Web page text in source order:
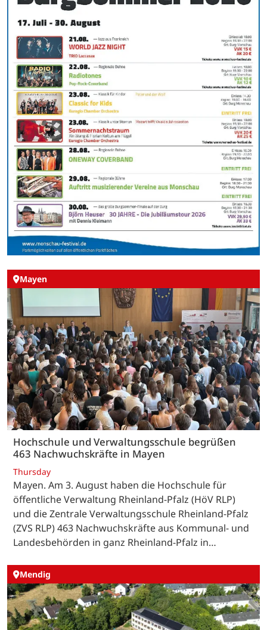
Mayen
Hochschule und Verwaltungsschule begrüßen
463 Nachwuchskräfte in Mayen
Thursday
Mayen. Am 3. August haben die Hochschule für
öffentliche Verwaltung Rheinland-Pfalz (HöV RLP)
und die Zentrale Verwaltungsschule Rheinland-Pfalz
(ZVS RLP) 463 Nachwuchskräfte aus Kommunal- und
Landesbehörden in ganz Rheinland-Pfalz in…
Mendig